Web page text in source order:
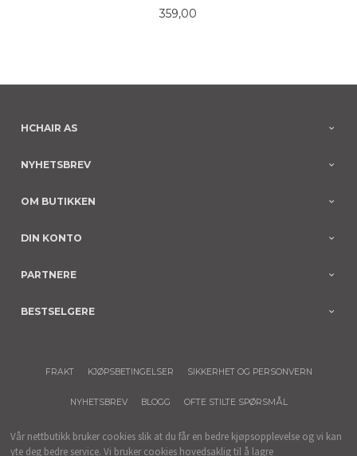
Pris
359,00
HCHAIR AS
NYHETSBREV
OM BUTIKKEN
DIN KONTO
PARTNERE
BESTSELGERE
FRAKT KJØPSBETINGELSER SIKKERHET OG PERSONVERN
NYHETSBREV BLOGG OFTE STILTE SPØRSMÅL
Vår nettbutikk bruker cookies slik at du får en bedre kjøpsopplevelse og vi kan
yte deg bedre service. Vi bruker cookies hovedsaklig til å lagre